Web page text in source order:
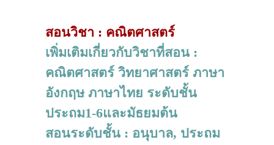
สอนวิชา : คณิตศาสตร์
เพิ่มเติมเกี่ยวกับวิชาที่สอน :
คณิตศาสตร์ วิทยาศาสตร์ ภาษา
อังกฤษ ภาษาไทย ระดับชั้น
ประถม1-6และมัธยมต้น
สอนระดับชั้น : อนุบาล, ประถม